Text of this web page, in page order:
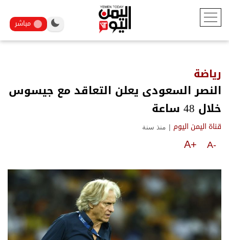
مباشر
رياضة
النصر السعودى يعلن التعاقد مع جيسوس
خلال 48 ساعة
قناة اليمن اليوم | منذ سنة
A-
A+